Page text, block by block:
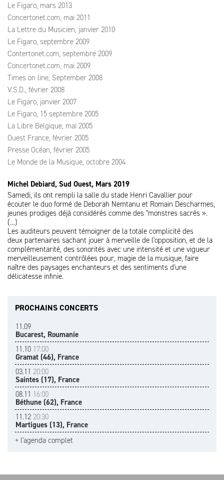
Le Figaro, mars 2013
Concertonet.com, mai 2011
La Lettre du Musicien, janvier 2010
Le Figaro, septembre 2009
Contertonet.com, septembre 2009
Concertonet.com, mai 2009
Times on line, September 2008
V.S.D., février 2008
Le Figaro, janvier 2007
Le Figaro, 15 septembre 2005
La Libre Belgique, mai 2005
Ouest France, février 2005
Presse Océan, février 2005
Le Monde de la Musique, octobre 2004
Michel Debiard, Sud Ouest, Mars 2019
Samedi, ils ont rempli la salle du stade Henri Cavallier pour
écouter le duo formé de Deborah Nemtanu et Romain Descharmes,
jeunes prodiges déjà considérés comme des "monstres sacrés ».
(…)
Les auditeurs peuvent témoigner de la totale complicité des
deux partenaires sachant jouer à merveille de l'opposition, et de la
complémentarité, des sonorités avec une intensité et une vigueur
merveilleusement contrôlées pour, magie de la musique, faire
naître des paysages enchanteurs et des sentiments d'une
délicatesse infinie.
PROCHAINS CONCERTS
11.09
Bucarest, Roumanie
11.10 17:00
Gramat (46), France
03.11 20:00
Saintes (17), France
08.11 16:00
Béthune (62), France
11.12 20:30
Martigues (13), France
+ l'agenda complet